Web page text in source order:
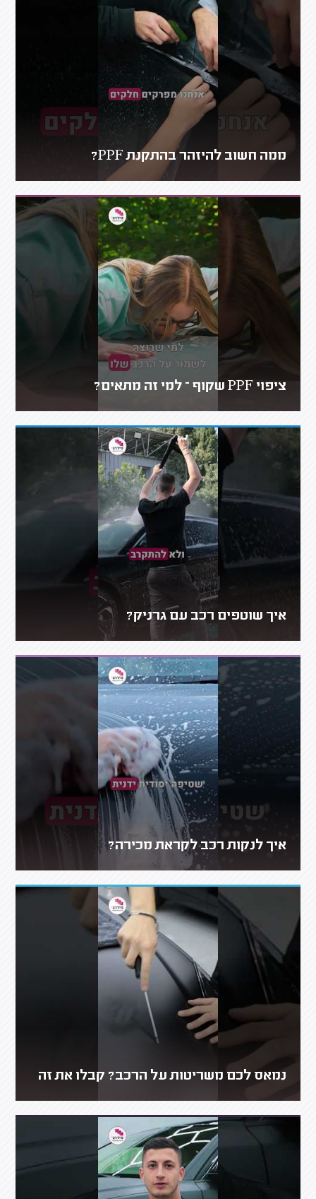
ממה חשוב להיזהר בהתקנת PPF?
ציפוי PPF שקוף – למי זה מתאים?
איך שוטפים רכב עם גרניק?
איך לנקות רכב לקראת מכירה?
נמאס לכם משריטות על הרכב? קבלו את זה